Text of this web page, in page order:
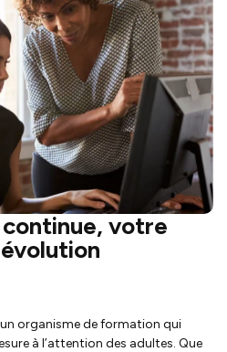
votre
organisme de formation qui
à l’attention des adultes. Que